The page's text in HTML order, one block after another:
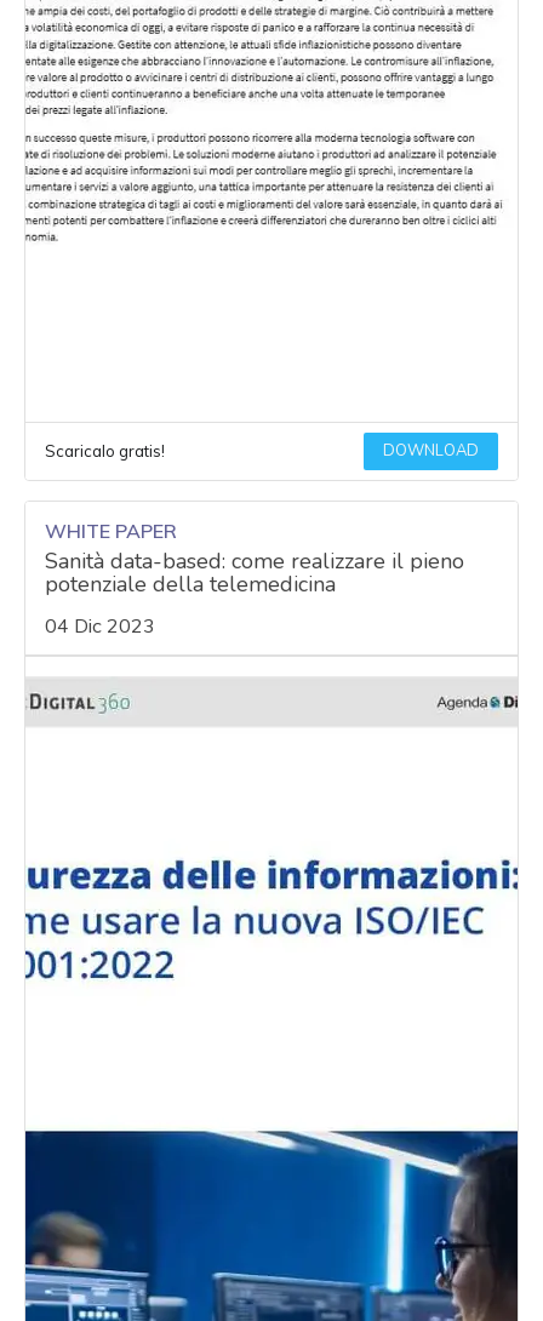
Scaricalo gratis! DOWNLOAD
WHITE PAPER
Sanità data-based: come realizzare il pieno
potenziale della telemedicina
04 Dic 2023